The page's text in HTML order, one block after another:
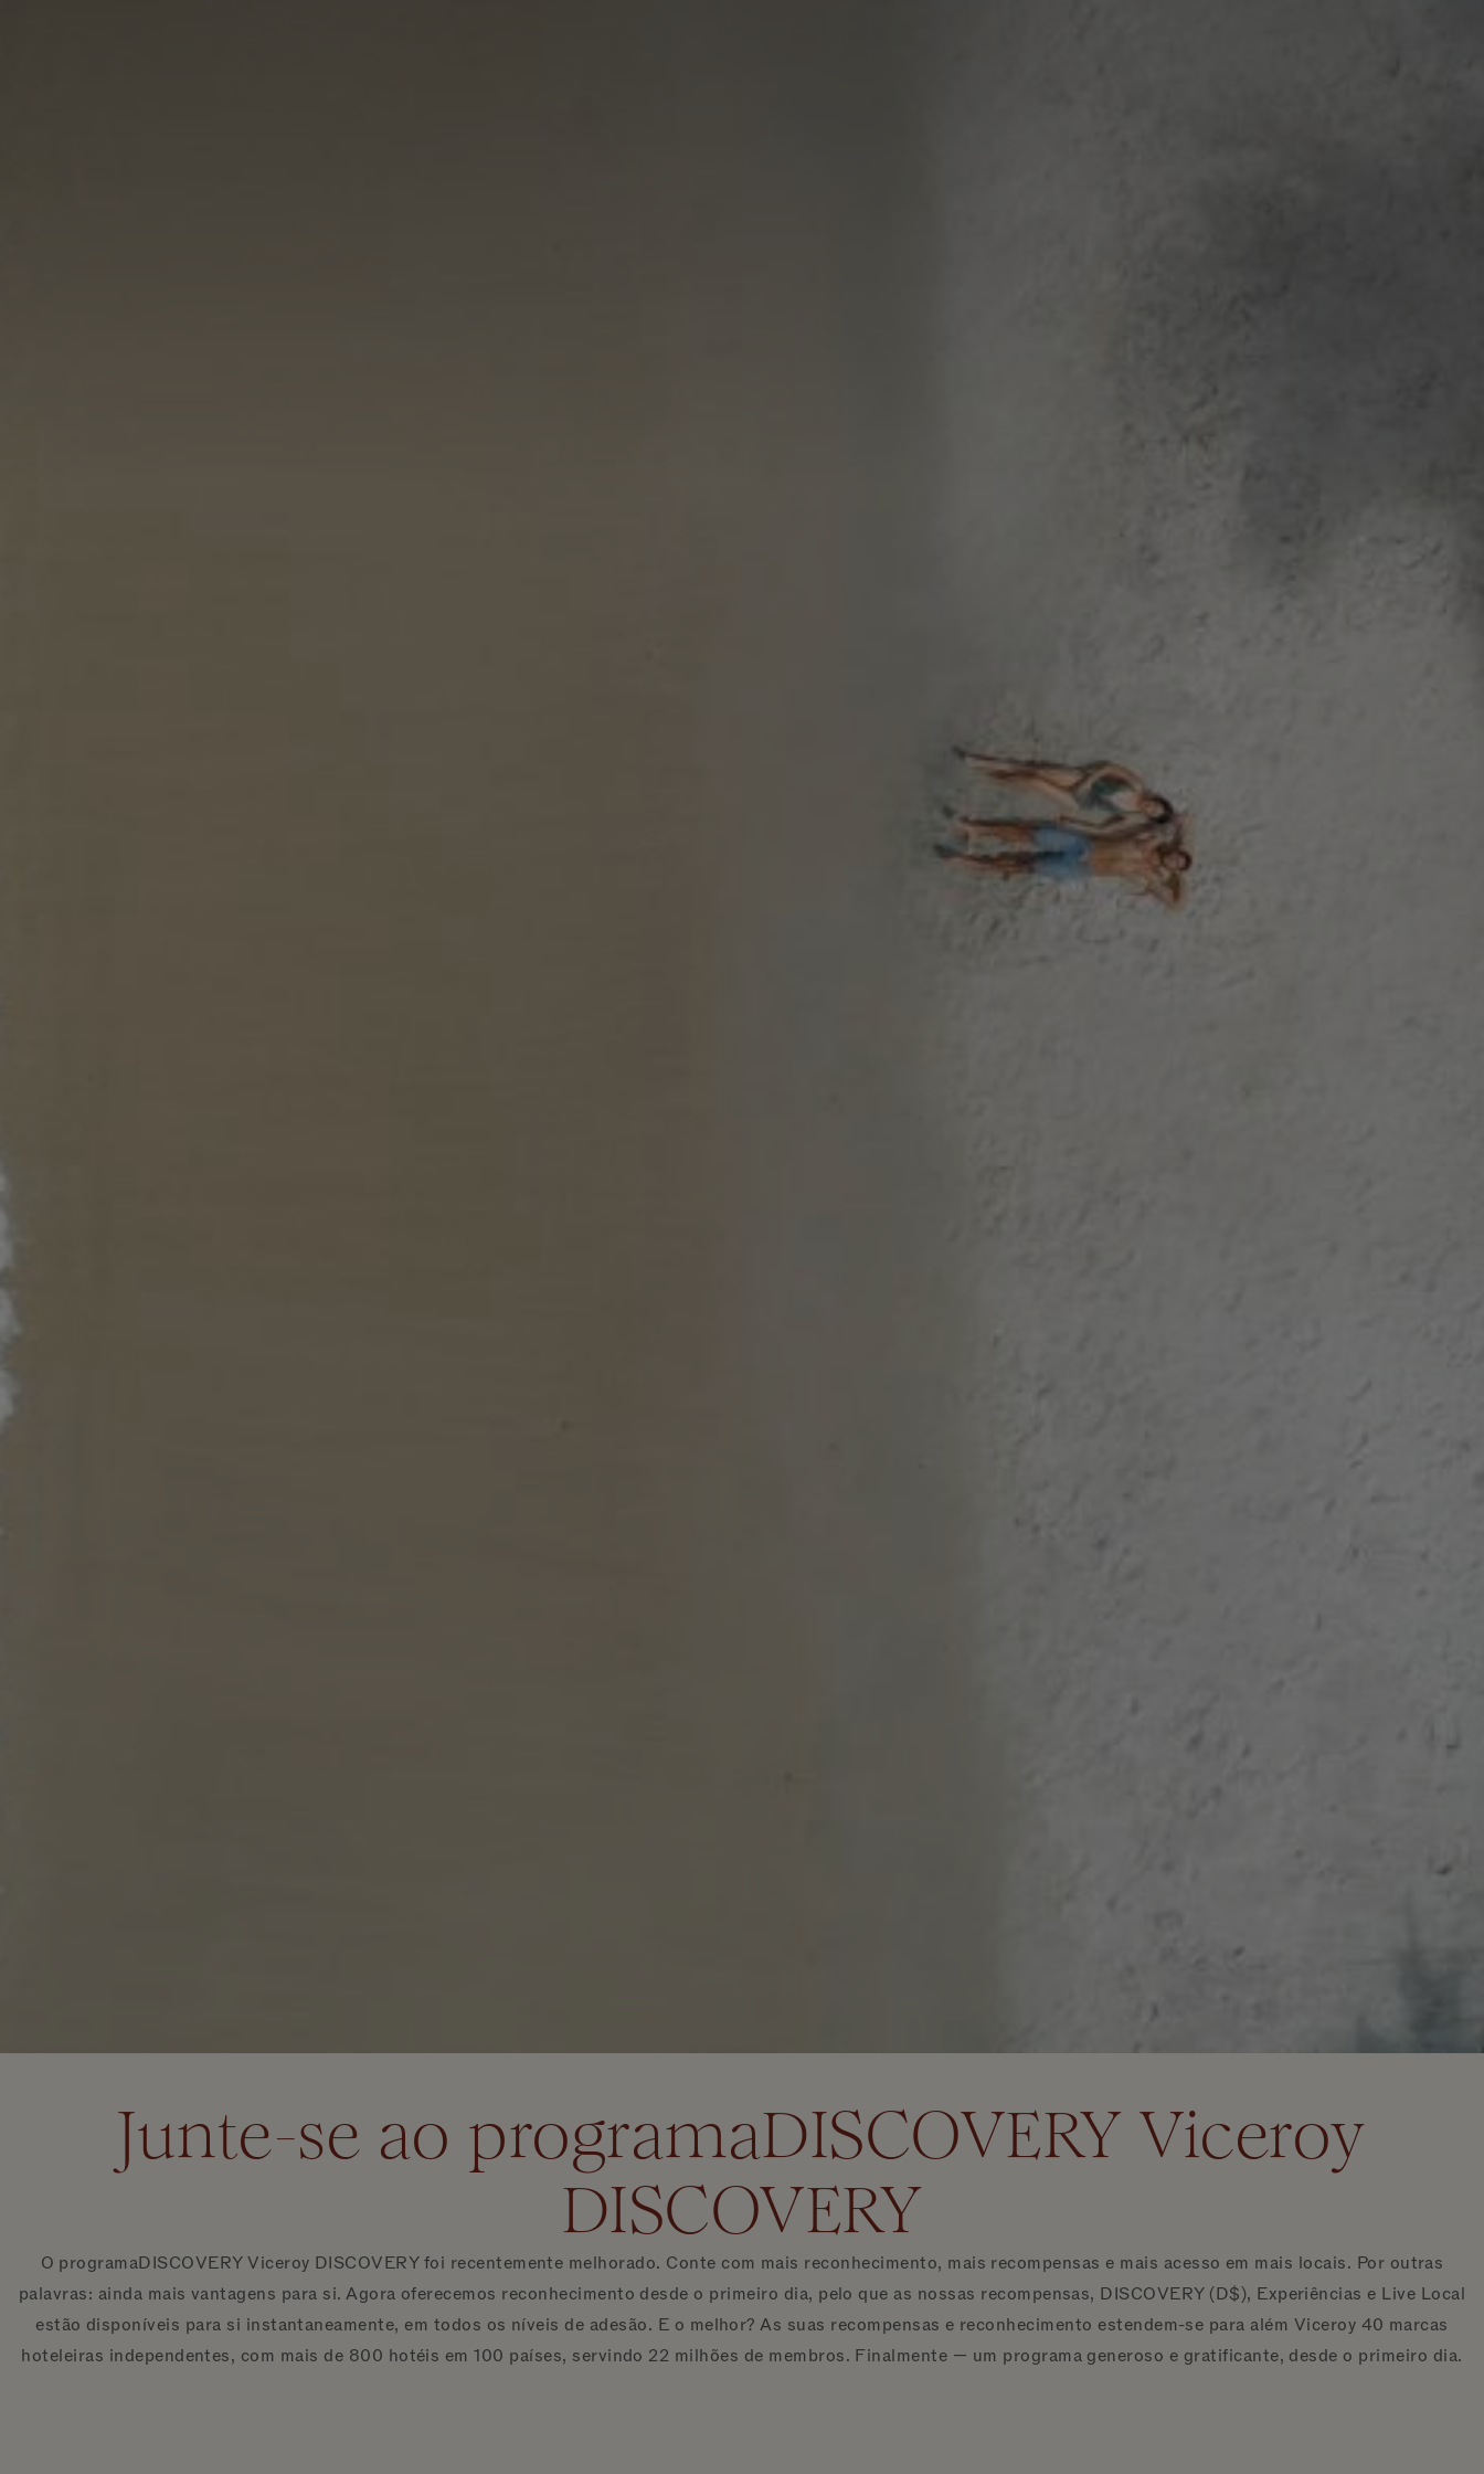
Junte-se ao programaDISCOVERY Viceroy
DISCOVERY
O programaDISCOVERY Viceroy DISCOVERY foi recentemente melhorado. Conte com mais reconhecimento, mais recompensas e mais acesso em mais locais. Por outras
palavras: ainda mais vantagens para si. Agora oferecemos reconhecimento desde o primeiro dia, pelo que as nossas recompensas, DISCOVERY (D$), Experiências e Live Local
estão disponíveis para si instantaneamente, em todos os níveis de adesão. E o melhor? As suas recompensas e reconhecimento estendem-se para além Viceroy 40 marcas
hoteleiras independentes, com mais de 800 hotéis em 100 países, servindo 22 milhões de membros. Finalmente — um programa generoso e gratificante, desde o primeiro dia.